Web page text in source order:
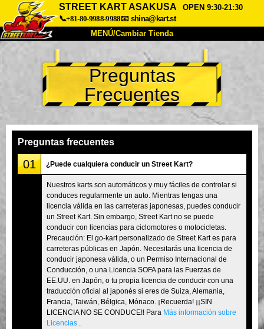
STREET KART ASAKUSA
OPEN 9:30-21:30
📞+81-80-9988-9988📧 shina@kart.st
MENÚ/Cambiar Tienda
INICIO
Acerca de Especificaciones Precios
Acceso Testimonios Preguntas Frecuentes
Cambiar Tienda
Tokyo Shinagawa
Tokyo Shibuya Annex Tokyo Bay
Tokyo Asakusa Osaka
Okinawa
Preguntas
Frecuentes
Preguntas frecuentes
01 ¿Puede cualquiera conducir un Street Kart?
Nuestros karts son automáticos y muy fáciles de controlar si
conduces regularmente un auto. Mientras tengas una
licencia válida en las carreteras japonesas, puedes conducir
un Street Kart. Sin embargo, Street Kart no se puede
conducir con licencias para ciclomotores o motocicletas.
Precaución: El go-kart personalizado de Street Kart es para
carreteras públicas en Japón. Necesitarás una licencia de
conducir japonesa válida, o un Permiso Internacional de
Conducción, o una Licencia SOFA para las Fuerzas de
EE.UU. en Japón, o tu propia licencia de conducir con una
traducción oficial al japonés si eres de Suiza, Alemania,
Francia, Taiwán, Bélgica, Mónaco. ¡Recuerda! ¡¡SIN
LICENCIA NO SE CONDUCE!! Para Más información sobre
Licencias